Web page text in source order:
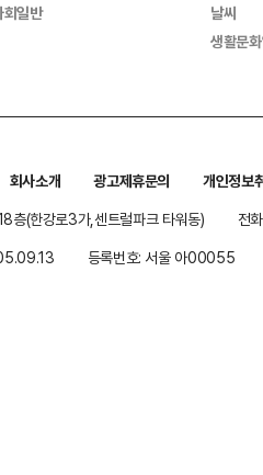
회일반
날씨
생활문
회사소개 광고제휴문의
개인정보
층(한강로3가,센트럴파크 타워동)
전
등록번호: 서울 아00055